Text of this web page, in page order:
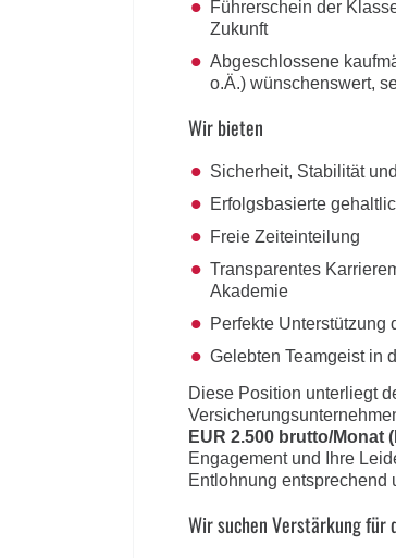
Führerschein der
Zukunft
Abgeschlossene
o.Ä.) wünschenswert,
Wir bieten
Sicherheit, Stabilität
Erfolgsbasierte
Freie Zeiteinteilung
Transparentes
Akademie
Perfekte Unterstützung
Gelebten Teamgeist in
Diese Position unterliegt
EUR 2.500 brutto/Monat
Engagement und Ihre
Entlohnung entsprechend
Wir suchen Verstärkung für